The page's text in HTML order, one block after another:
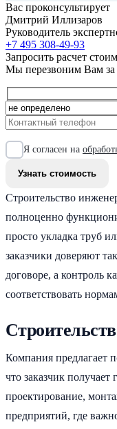
Вас проконсультирует
Дмитрий Иллизаров
Руководитель
+7 495 308-49-93
Запросить расчет
Мы перезвоним Вам за
Я согласен на
Строительство
полноценно
просто укладка труб
заказчики доверяют
договоре, а контроль
соответствовать
Компания предлагает
что заказчик
проектирование,
предприятий, где